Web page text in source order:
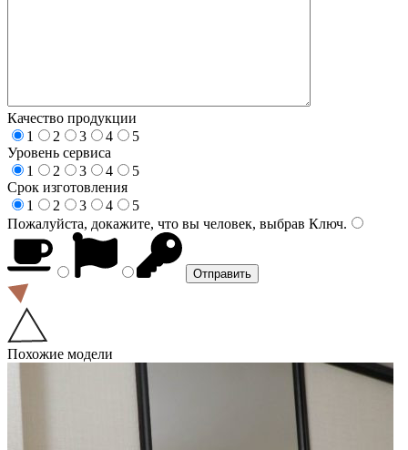
Качество продукции
1
2 3 4
5
Уровень сервиса
1
2 3 4
5
Срок изготовления
1
2 3 4
5
Пожалуйста, докажите, что вы человек, выбрав Ключ.
Похожие модели